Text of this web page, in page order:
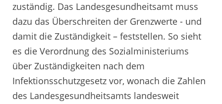
zuständig. Das Landesgesundheitsamt muss
dazu das Überschreiten der Grenzwerte - und
damit die Zuständigkeit – feststellen. So sieht
es die Verordnung des Sozialministeriums
über Zuständigkeiten nach dem
Infektionsschutzgesetz vor, wonach die Zahlen
des Landesgesundheitsamts landesweit